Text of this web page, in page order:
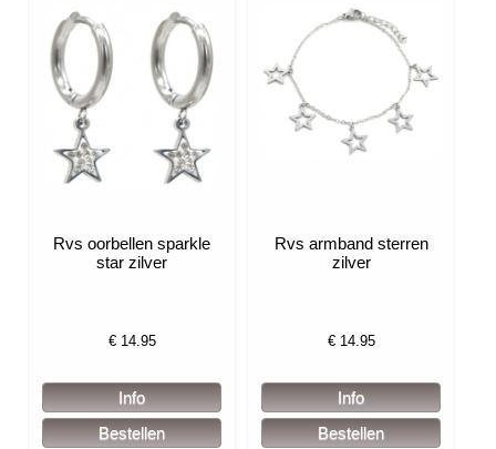
Rvs oorbellen sparkle
star zilver
€ 14.95
Rvs armband sterren
zilver
€ 14.95